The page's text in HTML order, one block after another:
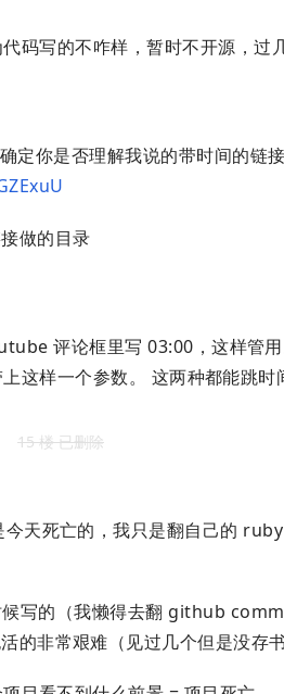
码写的不咋样，暂时不开源，过
定你是否理解我说的带时间的链
做的目录
评论框里写 03:00，这样管
这样一个参数。 这两种都能跳时
15 楼 已删除
天死亡的，我只是翻自己的
写的（我懒得去翻 github
的非常艰难（见过几个但是没存